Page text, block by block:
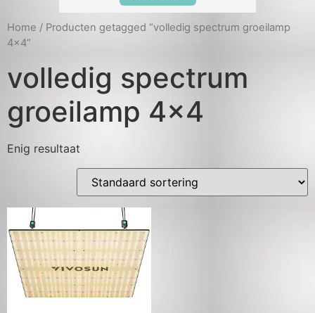
Home / Producten getagged “volledig spectrum groeilamp
4x4”
volledig spectrum
groeilamp 4x4
Enig resultaat